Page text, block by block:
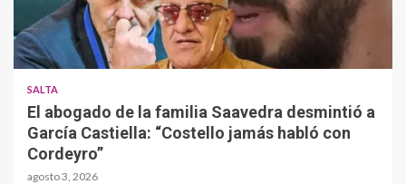
SALTA
El abogado de la familia Saavedra desmintió a
García Castiella: “Costello jamás habló con
Cordeyro”
agosto 3, 2026